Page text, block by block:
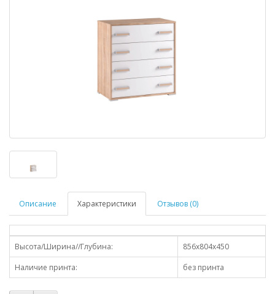
Описание Характеристики Отзывов (0)
Высота/Ширина//Глубина:
856х804х450
Наличие принта:
без принта